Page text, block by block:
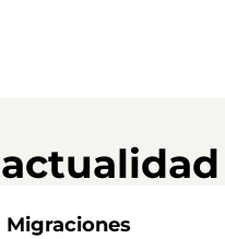
Migraciones